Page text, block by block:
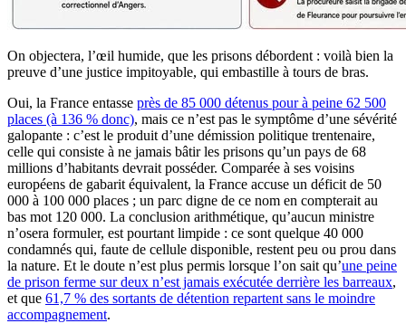
On objectera, l’œil humide, que les prisons débordent : voilà bien la
preuve d’une justice impitoyable, qui embastille à tours de bras.
Oui, la France entasse près de 85 000 détenus pour à peine 62 500
places (à 136 % donc), mais ce n’est pas le symptôme d’une sévérité
galopante : c’est le produit d’une démission politique trentenaire,
celle qui consiste à ne jamais bâtir les prisons qu’un pays de 68
millions d’habitants devrait posséder. Comparée à ses voisins
européens de gabarit équivalent, la France accuse un déficit de 50
000 à 100 000 places ; un parc digne de ce nom en compterait au
bas mot 120 000. La conclusion arithmétique, qu’aucun ministre
n’osera formuler, est pourtant limpide : ce sont quelque 40 000
condamnés qui, faute de cellule disponible, restent peu ou prou dans
la nature. Et le doute n’est plus permis lorsque l’on sait qu’une peine
de prison ferme sur deux n’est jamais exécutée derrière les barreaux,
et que 61,7 % des sortants de détention repartent sans le moindre
accompagnement.